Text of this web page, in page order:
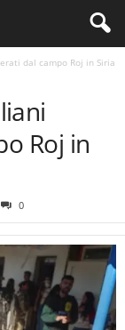
dal campo Roj in Siria
Roj in
0